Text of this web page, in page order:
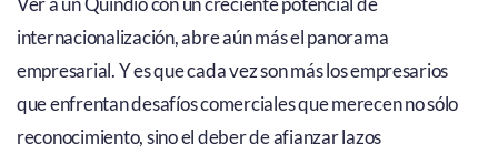
internacionalización, abre aún más el panorama
empresarial. Y es que cada vez son más los empresarios
que enfrentan desafíos comerciales que merecen no sólo
reconocimiento, sino el deber de afianzar lazos